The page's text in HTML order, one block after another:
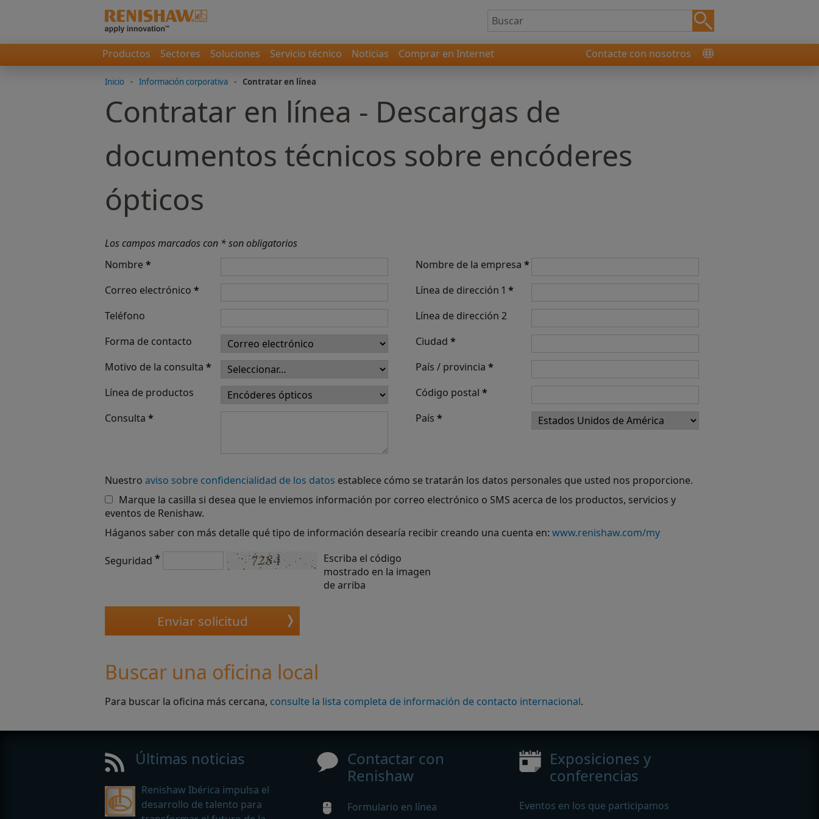
Productos Sectores Soluciones Servicio técnico Noticias Comprar en Internet Contacte con nosotros
Inicio - Información corporativa - Contratar en línea
Contratar en línea - Descargas de
documentos técnicos sobre encóderes
ópticos
Los campos marcados con * son obligatorios
Nombre*
Correo electrónico *
Teléfono
Forma de contacto
Motivo de la consulta *
Línea de productos
Consulta *
Nombre de la empresa *
Línea de dirección 1 *
Línea de dirección 2
Ciudad *
País / provincia *
Código postal *
País *
Nuestro aviso sobre confidencialidad de los datos establece cómo se tratarán los datos personales que usted nos proporcione.
Marque la casilla si desea que le enviemos información por correo electrónico o SMS acerca de los productos, servicios y
eventos de Renishaw.
Háganos saber con más detalle qué tipo de información desearía recibir creando una cuenta en: www.renishaw.com/my
Seguridad *
Escriba el código
mostrado en la imagen
de arriba
Buscar una oficina local
Para buscar la oficina más cercana, consulte la lista completa de información de contacto internacional.
Últimas noticias
Renishaw Ibérica impulsa el
desarrollo de talento para
Contactar con
Renishaw
Formulario en línea
Exposiciones y
conferencias
Eventos en los que participamos